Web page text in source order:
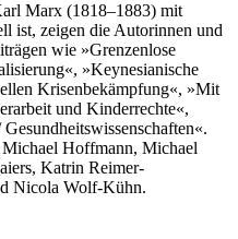
Marx (1818–1883) mit
ist, zeigen die Autorinnen und
wie »Grenzenlose
»Keynesianische
Krisenbekämpfung«, »Mit
und Kinderrechte«,
Hoffmann, Michael
Katrin Reimer-
Nicola Wolf-Kühn.